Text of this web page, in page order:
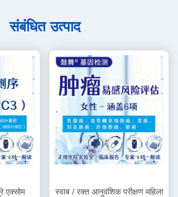
संबंधित उत्पाद
एक्सोम
स्वाब / रक्त आनुवंशिक परीक्षण महिला